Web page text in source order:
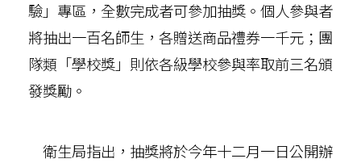
驗」專區，全數完成者可參加抽獎。個人參與者
將抽出一百名師生，各贈送商品禮券一千元；團
隊類「學校獎」則依各級學校參與率取前三名頒
發獎勵。
衛生局指出，抽獎將於今年十二月一日公開辦